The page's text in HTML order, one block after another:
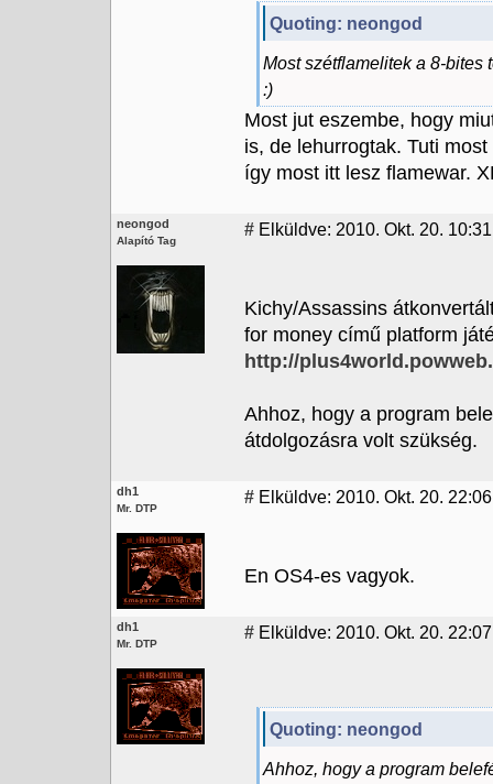
Quoting: neongod
Most szétflamelitek a 8-bites
:)
Most jut eszembe, hogy
is, de lehurrogtak. Tuti
így most itt lesz flamewar.
neongod
Alapító Tag
# Elküldve: 2010. Okt. 20.
Kichy/Assassins
for money című platform
http://
Ahhoz, hogy a program
átdolgozásra volt szükség.
dh1
Mr. DTP
# Elküldve: 2010. Okt. 20. 22:06
En OS4-es vagyok.
dh1
Mr. DTP
# Elküldve: 2010. Okt. 20. 22:07
Quoting: neongod
Ahhoz, hogy a program